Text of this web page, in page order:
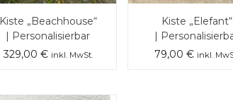
Kiste „Beachhouse“
| Personalisierbar
329,00 € inkl. MwSt.
Kiste „Elefant“
|
79,00 € inkl.